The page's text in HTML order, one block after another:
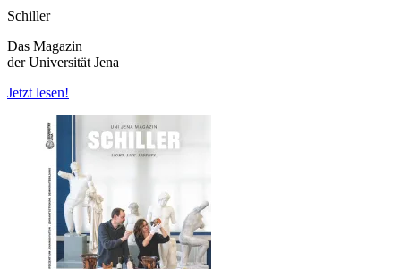
Schiller
Das Magazin
der Universität Jena
Jetzt lesen!